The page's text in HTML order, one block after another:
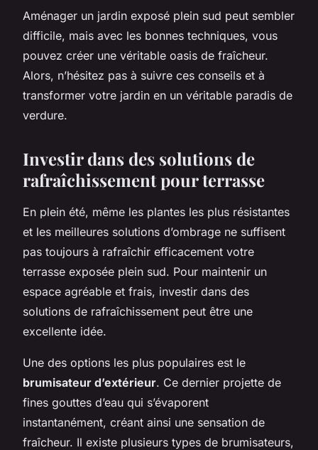
Aménager un jardin exposé plein sud peut sembler
difficile, mais avec les bonnes techniques, vous
pouvez créer une véritable oasis de fraîcheur.
Alors, n’hésitez pas à suivre ces conseils et à
transformer votre jardin en un véritable paradis de
verdure.
Investir dans des solutions de
rafraîchissement pour terrasse
En plein été, même les plantes les plus résistantes
et les meilleures solutions d’ombrage ne suffisent
pas toujours à rafraîchir efficacement votre
terrasse exposée plein sud. Pour maintenir un
espace agréable et frais, investir dans des
solutions de rafraîchissement peut être une
excellente idée.
Une des options les plus populaires est le
brumisateur d’extérieur. Ce dernier projette de
fines gouttes d’eau qui s’évaporent
instantanément, créant ainsi une sensation de
fraîcheur. Il existe plusieurs types de brumisateurs,